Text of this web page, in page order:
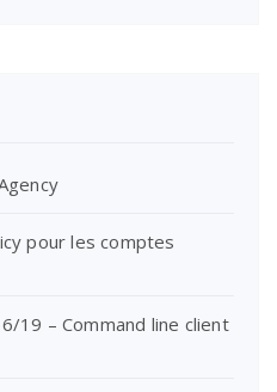
pour les comptes
19 – Command line client